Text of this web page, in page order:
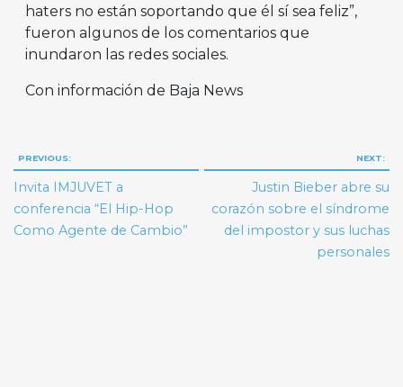
haters no están soportando que él sí sea feliz”,
fueron algunos de los comentarios que
inundaron las redes sociales.
Con información de Baja News
Navegación
de
entradas
PREVIOUS:
Invita IMJUVET a
conferencia “El Hip-Hop
Como Agente de Cambio”
NEXT:
Justin Bieber abre su
corazón sobre el síndrome
del impostor y sus luchas
personales